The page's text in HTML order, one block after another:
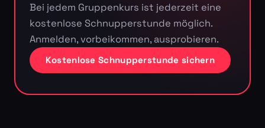
Bei jedem Gruppenkurs ist jederzeit eine
kostenlose Schnupperstunde möglich.
Anmelden, vorbeikommen, ausprobieren.
Kostenlose Schnupperstunde sichern